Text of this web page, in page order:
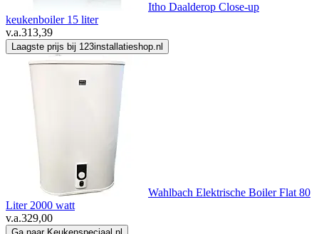
Itho Daalderop Close-up
keukenboiler 15 liter
v.a.313,39
Laagste prijs bij 123installatieshop.nl
Wahlbach Elektrische Boiler Flat 80
Liter 2000 watt
v.a.329,00